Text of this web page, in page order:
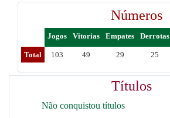
Números
Jogos Vitorias Empates Derrotas
Total 103 49 29 25
Títulos
Não conquistou títulos